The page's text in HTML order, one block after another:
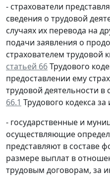
- страхователи
сведения о трудовой
случаях их перевода на
подачи заявления о
страхователем трудовой
статьей 66Трудового
предоставлении ему
трудовой деятельности в
66.1 Трудового кодекса за
- государственные и
осуществляющие
представляют в составе
размере выплат в
трудовым договорам, за